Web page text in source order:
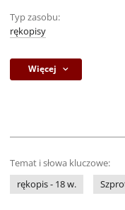
Typ zasobu:
rękopisy
Więcej
Temat i słowa kluczowe:
rękopis - 18 w.